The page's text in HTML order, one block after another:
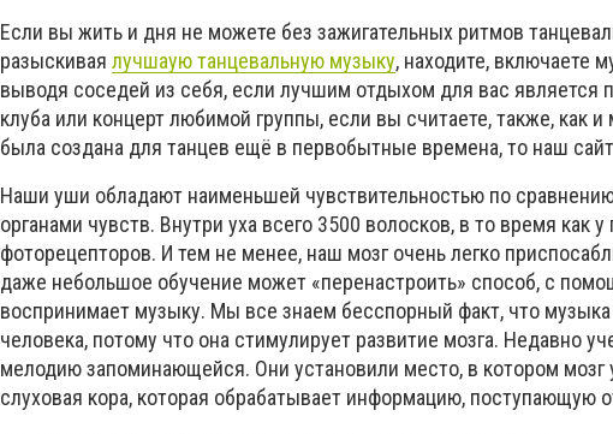
Если вы жить и дня не можете без зажигательных ритмов
разыскивая лучшаую танцевальную музыку, находите, включаете
выводя соседей из себя, если лучшим отдыхом для вас является
клуба или концерт любимой группы, если вы считаете, также, как
была создана для танцев ещё в первобытные времена, то наш
Наши уши обладают наименьшей чувствительностью по
органами чувств. Внутри уха всего 3500 волосков, в то время как
фоторецепторов. И тем не менее, наш мозг очень легко
даже небольшое обучение может «перенастроить» способ, с
воспринимает музыку. Мы все знаем бесспорный факт, что музыка
человека, потому что она стимулирует развитие мозга. Недавно
мелодию запоминающейся. Они установили место, в котором мозг
слуховая кора, которая обрабатывает информацию, поступающую